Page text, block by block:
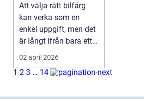
Att välja rätt bilfärg
kan verka som en
enkel uppgift, men det
är långt ifrån bara ett
estetiskt bes...
02 april 2026
1 2 3 … 14